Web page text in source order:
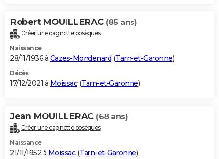
Robert MOUILLERAC (85 ans)
Créer une cagnotte obsèques
Naissance
28/11/1936 à Cazes-Mondenard (Tarn-et-Garonne)
Décès
17/12/2021 à Moissac(Tarn-et-Garonne)
Jean MOUILLERAC (68 ans)
Créer une cagnotte obsèques
Naissance
21/11/1952 à Moissac(Tarn-et-Garonne)